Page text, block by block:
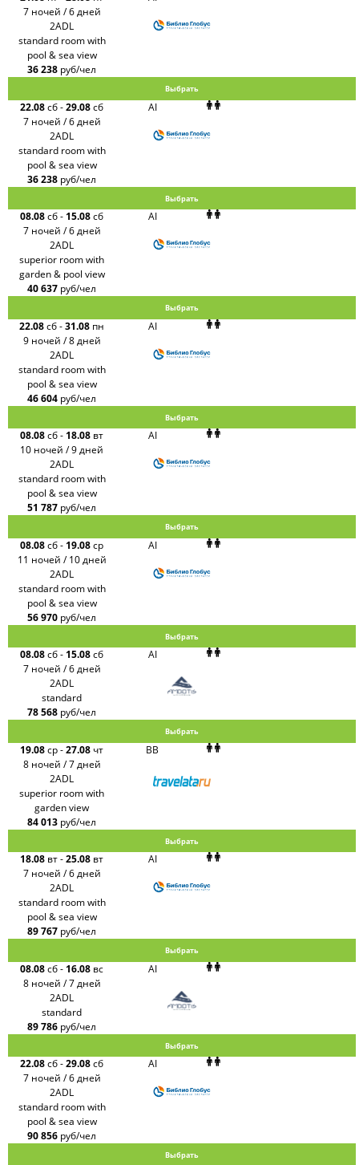
7 ночей / 6 дней
2ADL
standard room with
pool & sea view
36 238 руб/чел
Выбрать
22.08сб-29.08сб
7 ночей / 6 дней
AI
2ADL
standard room with
pool & sea view
36 238 руб/чел
Выбрать
08.08сб- 15.08сб
7 ночей / 6 дней
AI
2ADL
superior room with
garden & pool view
40 637 руб/чел
Выбрать
22.08сб-31.08 пн
9 ночей / 8 дней
AI
2ADL
standard room with
pool & sea view
46 604 руб/чел
Выбрать
08.08сб- 18.08 вт
10 ночей / 9 дней
AI
2ADL
standard room with
pool & sea view
51 787 руб/чел
Выбрать
08.08сб- 19.08ср
11 ночей / 10 дней
AI
2ADL
standard room with
pool & sea view
56 970 руб/чел
Выбрать
08.08сб- 15.08сб
7 ночей / 6 дней
AI
2ADL
standard
78 568 руб/чел
Выбрать
19.08ср-27.08 чт
8 ночей / 7 дней
BB
2ADL
superior room with
garden view
84 013 руб/чел
Выбрать
18.08 вт-25.08 вт
7 ночей / 6 дней
AI
2ADL
standard room with
pool & sea view
89 767 руб/чел
Выбрать
08.08сб- 16.08 вс
8 ночей / 7 дней
AI
2ADL
standard
89 786 руб/чел
Выбрать
22.08сб-29.08сб
7 ночей / 6 дней
AI
2ADL
standard room with
pool & sea view
90 856 руб/чел
Выбрать